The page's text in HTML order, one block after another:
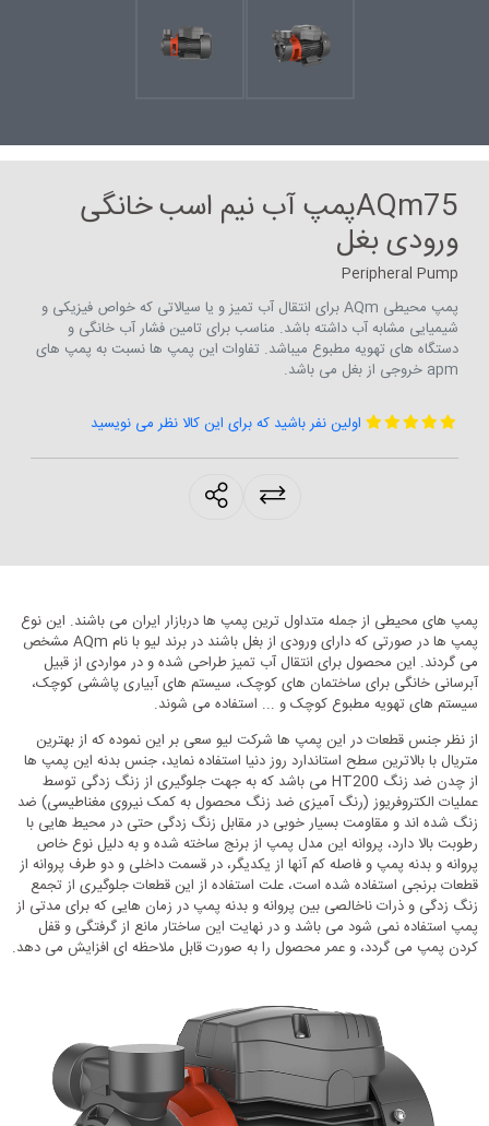
AQm75پمپ آب نیم اسب خانگی
ورودی بغل
Peripheral Pump
پمپ محیطی AQm برای انتقال آب تمیز و یا سیالاتی که خواص فیزیکی و
شیمیایی مشابه آب داشته باشد. مناسب برای تامین فشار آب خانگی و
دستگاه های تهویه مطبوع میباشد. تفاوات این پمپ ها نسبت به پمپ های
apm خروجی از بغل می باشد.
اولین نفر باشید که برای این کالا نظر می نویسید
products.sharing
پمپ های محیطی از جمله متداول ترین پمپ ها دربازار ایران می باشند. این نوع
پمپ ها در صورتی که دارای ورودی از بغل باشند در برند لیو با نام AQm مشخص
می گردند. این محصول برای انتقال آب تمیز طراحی شده و در مواردی از قبیل
آبرسانی خانگی برای ساختمان های کوچک، سیستم های آبیاری پاششی کوچک،
سیستم های تهویه مطبوع کوچک و ... استفاده می شوند.
از نظر جنس قطعات در این پمپ ها شرکت لیو سعی بر این نموده که از بهترین
متریال با بالاترین سطح استاندارد روز دنیا استفاده نماید، جنس بدنه این پمپ ها
از چدن ضد زنگ HT200 می باشد که به جهت جلوگیری از زنگ زدگی توسط
عملیات الکتروفریوز (رنگ آمیزی ضد زنگ محصول به کمک نیروی مغناطیسی) ضد
زنگ شده اند و مقاومت بسیار خوبی در مقابل زنگ زدگی حتی در محیط هایی با
رطوبت بالا دارد، پروانه این مدل پمپ از برنج ساخته شده و به دلیل نوع خاص
پروانه و بدنه پمپ و فاصله کم آنها از یکدیگر، در قسمت داخلی و دو طرف پروانه از
قطعات برنجی استفاده شده است، علت استفاده از این قطعات جلوگیری از تجمع
زنگ زدگی و ذرات ناخالصی بین پروانه و بدنه پمپ در زمان هایی که برای مدتی از
پمپ استفاده نمی شود می باشد و در نهایت این ساختار مانع از گرفتگی و قفل
کردن پمپ می گردد، و عمر محصول را به صورت قابل ملاحظه ای افزایش می دهد.